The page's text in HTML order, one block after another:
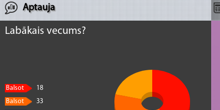
Aptauja
Labākais vecums?
Balsot
18
Balsot
33